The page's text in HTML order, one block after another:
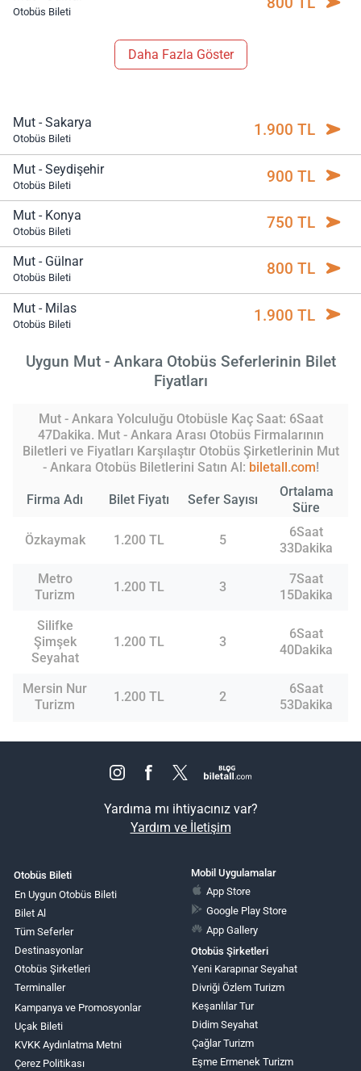
Otobüs Bileti
Daha Fazla Göster
Mut - Sakarya
Otobüs Bileti 1.900 TL
Mut - Seydişehir
Otobüs Bileti 900 TL
Mut - Konya
Otobüs Bileti 750 TL
Mut - Gülnar
Otobüs Bileti 800 TL
Mut - Milas
Otobüs Bileti 1.900 TL
Uygun Mut - Ankara Otobüs Seferlerinin Bilet
Fiyatları
Mut - Ankara Yolculuğu Otobüsle Kaç Saat: 6Saat
47Dakika. Mut - Ankara Arası Otobüs Firmalarının
Biletleri ve Fiyatları Karşılaştır Otobüs Şirketlerinin Mut
- Ankara Otobüs Biletlerini Satın Al: biletall.com!
Firma Adı Bilet Fiyatı Sefer Sayısı
Ortalama
Süre
Özkaymak 1.200 TL 5
6Saat
33Dakika
Metro
Turizm
1.200 TL 3
7Saat
15Dakika
Silifke
Şimşek
Seyahat
1.200 TL 3
6Saat
40Dakika
Mersin Nur
Turizm
1.200 TL 2
6Saat
53Dakika
Yardıma mı ihtiyacınız var?
Yardım ve İletişim
Otobüs Bileti
En Uygun Otobüs Bileti
Bilet Al
Tüm Seferler
Destinasyonlar
Otobüs Şirketleri
Terminaller
Kampanya ve Promosyonlar
Uçak Bileti
KVKK Aydınlatma Metni
Çerez Politikası
Mobil Uygulamalar
App Store
Google Play Store
App Gallery
Otobüs Şirketleri
Yeni Karapınar Seyahat
Divriği Özlem Turizm
Keşanlılar Tur
Didim Seyahat
Çağlar Turizm
Eşme Ermenek Turizm